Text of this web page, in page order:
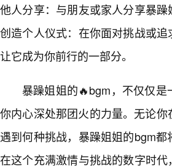
他人分享：与朋友或家人分享暴
创造个人仪式：在你面对挑战或
让它成为你前行的一部分。
暴躁姐姐的🔥bgm，不仅仅
你内心深处那团火的力量。无论
遇到何种挑战，暴躁姐姐的bgm
在这个充满激情与挑战的数字时